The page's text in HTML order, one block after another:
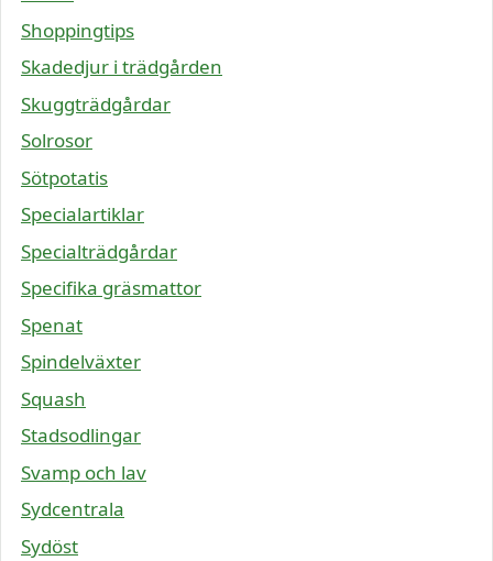
Shoppingtips
Skadedjur i trädgården
Skuggträdgårdar
Solrosor
Sötpotatis
Specialartiklar
Specialträdgårdar
Specifika gräsmattor
Spenat
Spindelväxter
Squash
Stadsodlingar
Svamp och lav
Sydcentrala
Sydöst